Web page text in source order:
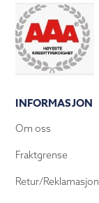
INFORMASJON
Om oss
Fraktgrense
Retur/Reklamasjon